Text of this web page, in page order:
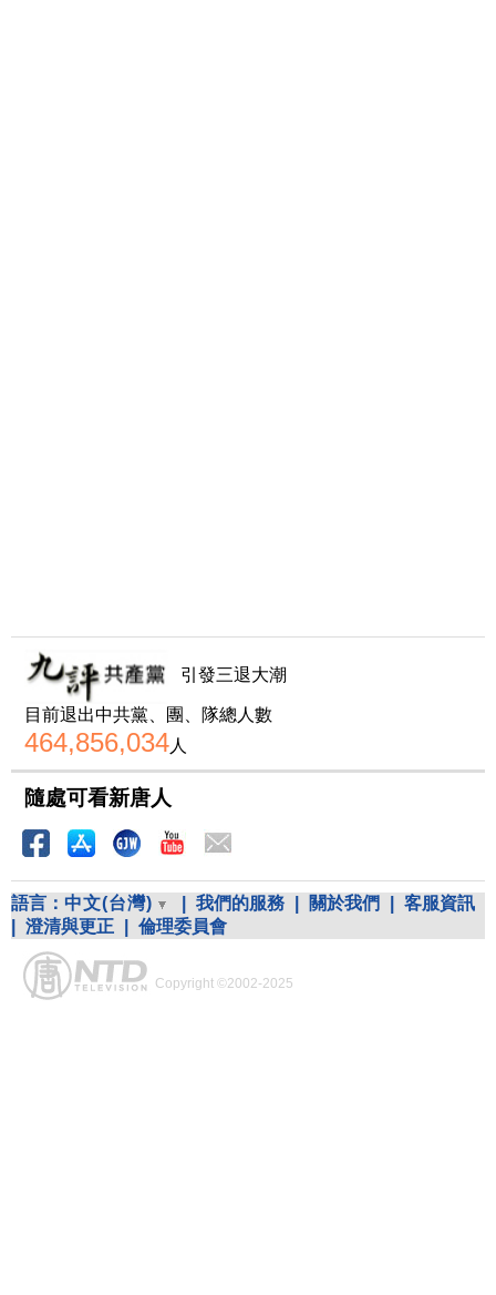
引發三退大潮
目前退出中共黨、團、隊總人數
464,856,034人
隨處可看新唐人
語言： 中文(台灣) 我們的服務 關於我們
客服資訊
澄清與更正 倫理委員會
Copyright ©2002-2025